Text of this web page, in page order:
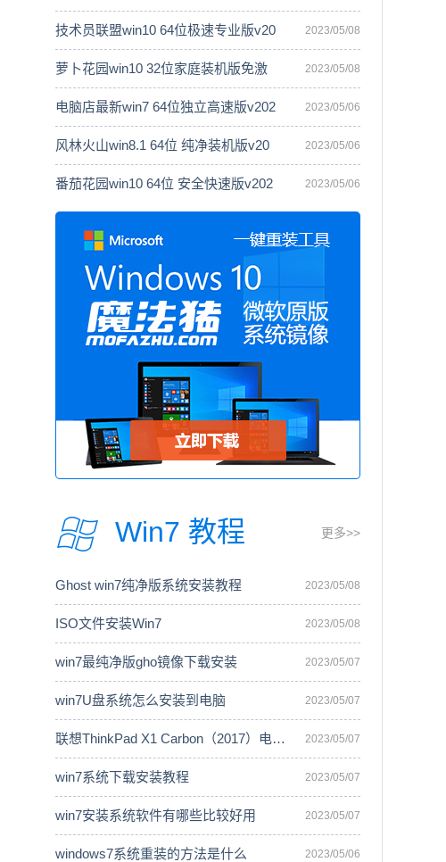
技术员联盟win10 64位极速专业版v20 2023/05/08
萝卜花园win10 32位家庭装机版免激 2023/05/08
电脑店最新win7 64位独立高速版v202 2023/05/06
风林火山win8.1 64位 纯净装机版v20 2023/05/06
番茄花园win10 64位 安全快速版v202 2023/05/06
Win7 教程 更多>>
Ghost win7纯净版系统安装教程 2023/05/08
ISO文件安装Win7 2023/05/08
win7最纯净版gho镜像下载安装 2023/05/07
win7U盘系统怎么安装到电脑 2023/05/07
联想ThinkPad X1 Carbon（2017）电脑安 2023/05/07
win7系统下载安装教程 2023/05/07
win7安装系统软件有哪些比较好用 2023/05/07
windows7系统重装的方法是什么 2023/05/06